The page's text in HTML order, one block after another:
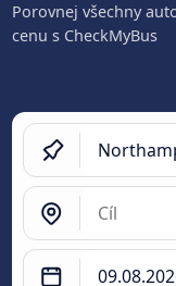
Porovnej všechny
cenu s CheckMyBus